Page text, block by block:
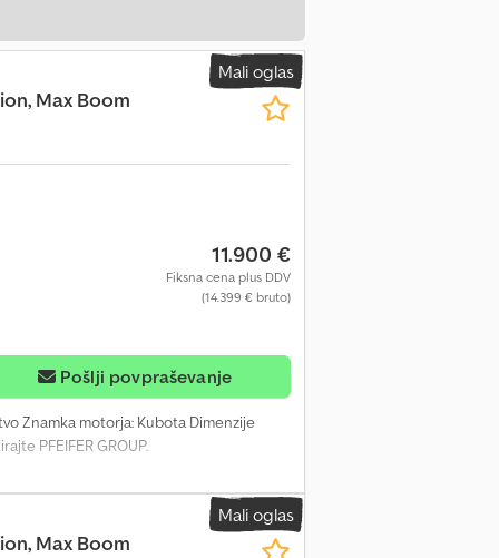
Mali oglas
Max Boom
11.900 €
Fiksna cena plus DDV
(14.399 € bruto)
Pošlji povpraševanje
Znamka motorja: Kubota Dimenzije
PFEIFER GROUP.
Mali oglas
Max Boom